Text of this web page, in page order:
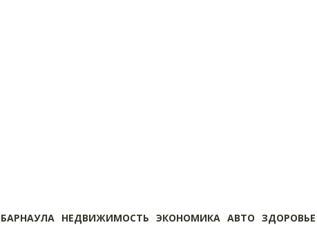
НЕДВИЖИМОСТЬ ЭКОНОМИКА АВТО ЗДОРОВЬЕ